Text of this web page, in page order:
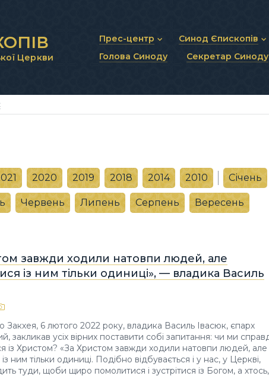
Церкви
Прес-центр
Новини та анонси
Синод Єпископів
Статут Синоду
Синодальні органи
Голова Синоду Секретар Синоду
2020 2019 2018 2014 2010 Січень
Червень Липень Серпень Вересень
завжди ходили натовпи людей, але
із ним тільки одиниці», — владика Василь
Закхея, 6 лютого 2022 року, владика Василь Івасюк, єпарх
закликав усіх вірних поставити собі запитання: чи ми
із Христом? «За Христом завжди ходили натовпи людей, але
із ним тільки одиниці. Подібно відбувається і у нас, у Церкві,
туди, щоби щиро помолитися і зустрітися із Богом, а хтось,